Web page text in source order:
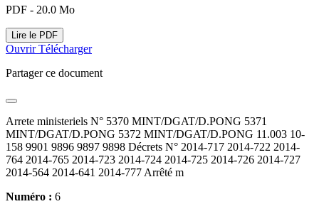
PDF - 20.0 Mo
Lire le PDF
OuvrirTélécharger
Partager ce document
Arrete ministeriels N° 5370 MINT/DGAT/D.PONG 5371
MINT/DGAT/D.PONG 5372 MINT/DGAT/D.PONG 11.003 10-
158 9901 9896 9897 9898 Décrets N° 2014-717 2014-722 2014-
764 2014-765 2014-723 2014-724 2014-725 2014-726 2014-727
2014-564 2014-641 2014-777 Arrêté m
Numéro : 6